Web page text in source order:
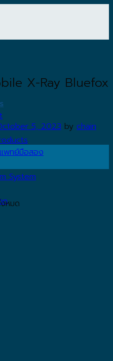
พทย์มือสอง
System
X-Ray Bluefox
5, 2023 by chain
หมด